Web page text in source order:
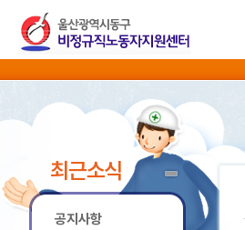
최근소식
공지사항